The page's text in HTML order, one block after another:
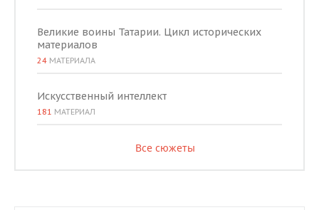
Великие воины Татарии. Цикл исторических
материалов
24 МАТЕРИАЛА
Искусственный интеллект
181 МАТЕРИАЛ
Все сюжеты